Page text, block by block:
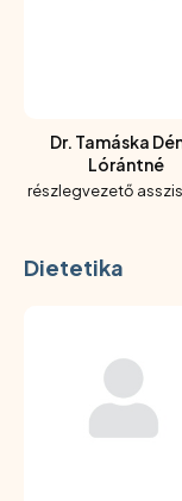
Dr. Tamáska
Lórántné
részlegvezető
Dietetika